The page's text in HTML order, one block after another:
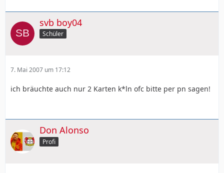
svb boy04
Schüler
7. Mai 2007 um 17:12
ich bräuchte auch nur 2 Karten k*ln ofc bitte per pn sagen!
Don Alonso
Profi